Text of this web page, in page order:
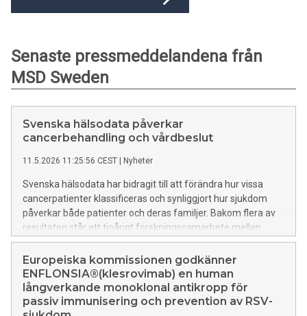
Senaste pressmeddelandena från
MSD Sweden
Svenska hälsodata påverkar
cancerbehandling och vårdbeslut
11.5.2026 11:25:56 CEST Nyheter
Svenska hälsodata har bidragit till att förändra hur vissa
cancerpatienter klassificeras och synliggjort hur sjukdom
påverkar både patienter och deras familjer. Bakom flera av
resultaten står ett tioårigt forskningssamarbete mellan
Karolinska Institutet och MSD.
Europeiska kommissionen godkänner
ENFLONSIA®(klesrovimab) en human
långverkande monoklonal antikropp för
passiv immunisering och prevention av RSV-